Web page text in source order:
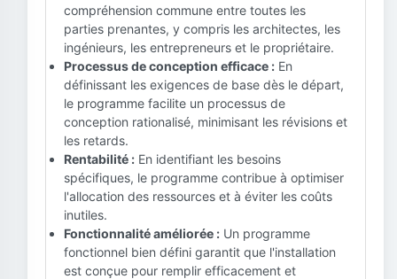
compréhension commune entre toutes les
parties prenantes, y compris les architectes, les
ingénieurs, les entrepreneurs et le propriétaire.
Processus de conception efficace : En
définissant les exigences de base dès le départ,
le programme facilite un processus de
conception rationalisé, minimisant les révisions et
les retards.
Rentabilité : En identifiant les besoins
spécifiques, le programme contribue à optimiser
l'allocation des ressources et à éviter les coûts
inutiles.
Fonctionnalité améliorée : Un programme
fonctionnel bien défini garantit que l'installation
est conçue pour remplir efficacement et